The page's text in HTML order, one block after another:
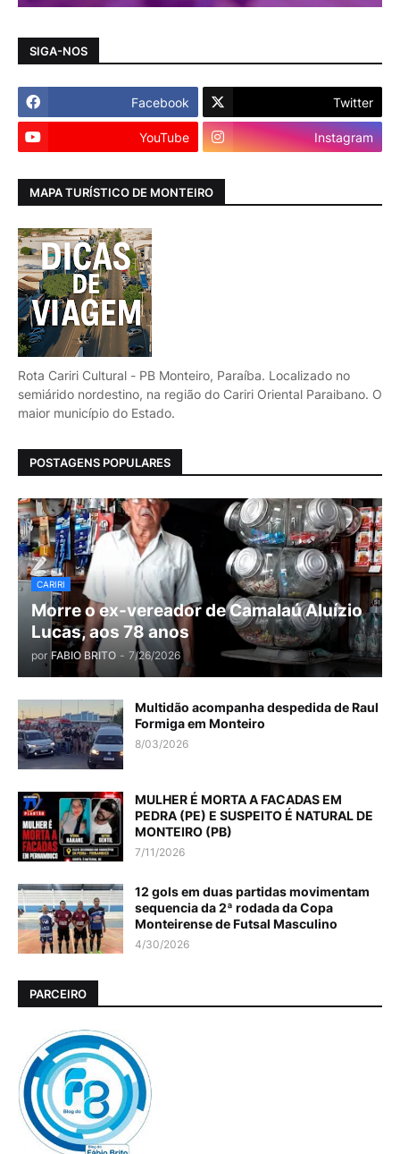
SIGA-NOS
Facebook Twitter
YouTube Instagram
MAPA TURÍSTICO DE MONTEIRO
Rota Cariri Cultural - PB Monteiro, Paraíba. Localizado no
semiárido nordestino, na região do Cariri Oriental Paraibano. O
maior município do Estado.
POSTAGENS POPULARES
CARIRI
Morre o ex-vereador de Camalaú Aluízio
Lucas, aos 78 anos
por FABIO BRITO - 7/26/2026
Multidão acompanha despedida de Raul
Formiga em Monteiro
8/03/2026
MULHER É MORTA A FACADAS EM
PEDRA (PE) E SUSPEITO É NATURAL DE
MONTEIRO (PB)
7/11/2026
12 gols em duas partidas movimentam
sequencia da 2ª rodada da Copa
Monteirense de Futsal Masculino
4/30/2026
PARCEIRO